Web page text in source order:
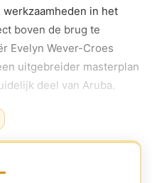
in het
boven de brug te
Evelyn Wever-Croes
uitgebreider masterplan
deel van Aruba.